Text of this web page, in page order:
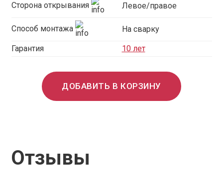
Сторона открывания Левое/правое
Способ монтажа На сварку
Гарантия 10 лет
ДОБАВИТЬ В КОРЗИНУ
Отзывы